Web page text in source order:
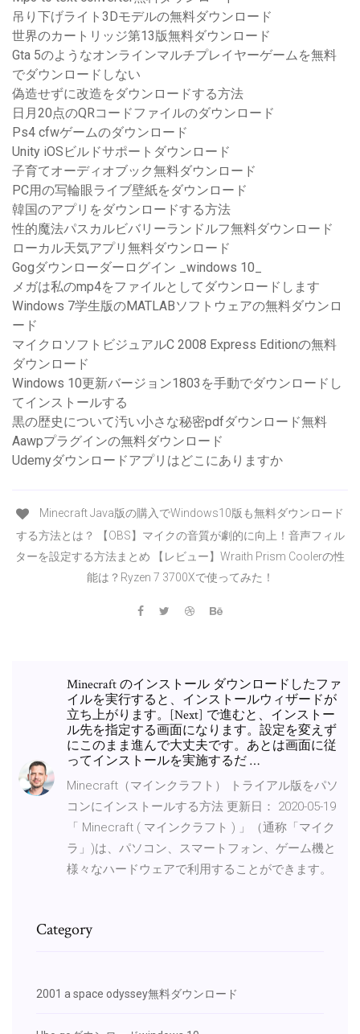
吊り下げライト3Dモデルの無料ダウンロード
世界のカートリッジ第13版無料ダウンロード
Gta 5のようなオンラインマルチプレイヤーゲームを無料
でダウンロードしない
偽造せずに改造をダウンロードする方法
日月20点のQRコードファイルのダウンロード
Ps4 cfwゲームのダウンロード
Unity iOSビルドサポートダウンロード
子育てオーディオブック無料ダウンロード
PC用の写輪眼ライブ壁紙をダウンロード
韓国のアプリをダウンロードする方法
性的魔法パスカルビバリーランドルフ無料ダウンロード
ローカル天気アプリ無料ダウンロード
Gogダウンローダーログイン _windows 10_
メガは私のmp4をファイルとしてダウンロードします
Windows 7学生版のMATLABソフトウェアの無料ダウンロ
ード
マイクロソフトビジュアルC 2008 Express Editionの無料
ダウンロード
Windows 10更新バージョン1803を手動でダウンロードし
てインストールする
黒の歴史について汚い小さな秘密pdfダウンロード無料
Aawpプラグインの無料ダウンロード
Udemyダウンロードアプリはどこにありますか
Minecraft Java版の購入でWindows10版も無料ダウンロード
する方法とは？ 【OBS】マイクの音質が劇的に向上！音声フィル
ターを設定する方法まとめ 【レビュー】Wraith Prism Coolerの性
能は？Ryzen 7 3700Xで使ってみた！
Minecraft のインストール ダウンロードしたファ
イルを実行すると、インストールウィザードが
立ち上がります。[Next] で進むと、インストー
ル先を指定する画面になります。設定を変えず
にこのまま進んで大丈夫です。あとは画面に従
ってインストールを実施するだ …
Minecraft（マインクラフト） トライアル版をパソ
コンにインストールする方法 更新日： 2020-05-19
「 Minecraft ( マインクラフト ) 」（通称「マイク
ラ」)は、パソコン、スマートフォン、ゲーム機と
様々なハードウェアで利用することができます。
Category
2001 a space odyssey無料ダウンロード